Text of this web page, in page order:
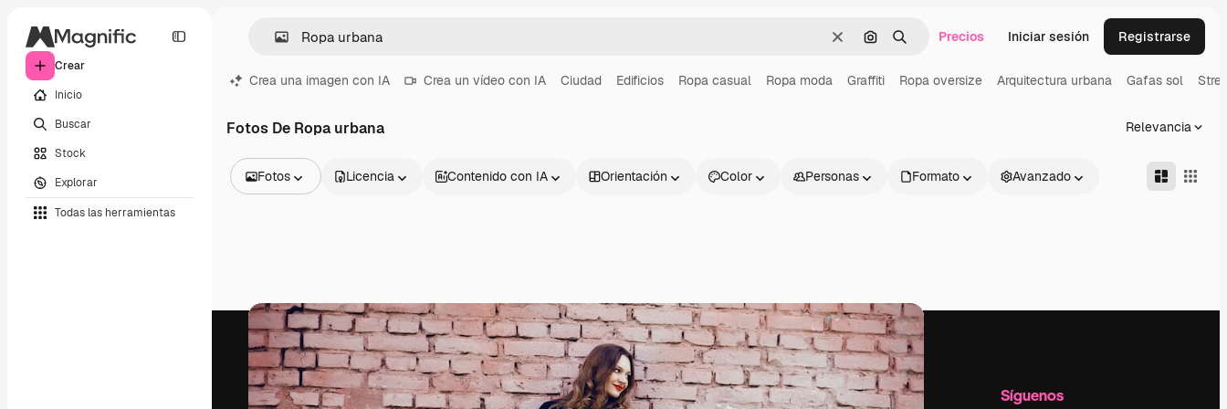
Crear
Inicio
Buscar
Stock
Explorar
Todas las herramientas
BorrarBuscar por imagen
BuscarPrecios Iniciar sesión Registrarse
Crea una imagen con IA Crea un vídeo con IA Ciudad Edificios Ropa casual Ropa moda Graffiti Ropa oversize Arquitectura urbana Gafas sol
Fotos De Ropa urbana Relevancia
Fotos
Vídeos
Clips de vídeo
Motion graphics
Plantillas de vídeos
Iconos
Modelos 3D
Fuentes
Licencia Contenido con IA Orientación Color Personas Formato Avanzado
Productos Información útil Empresa Síguenos